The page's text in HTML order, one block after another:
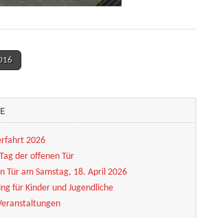
2026
der offenen Tür
Tür am Samstag, 18. April 2026
für Kinder und Jugendliche